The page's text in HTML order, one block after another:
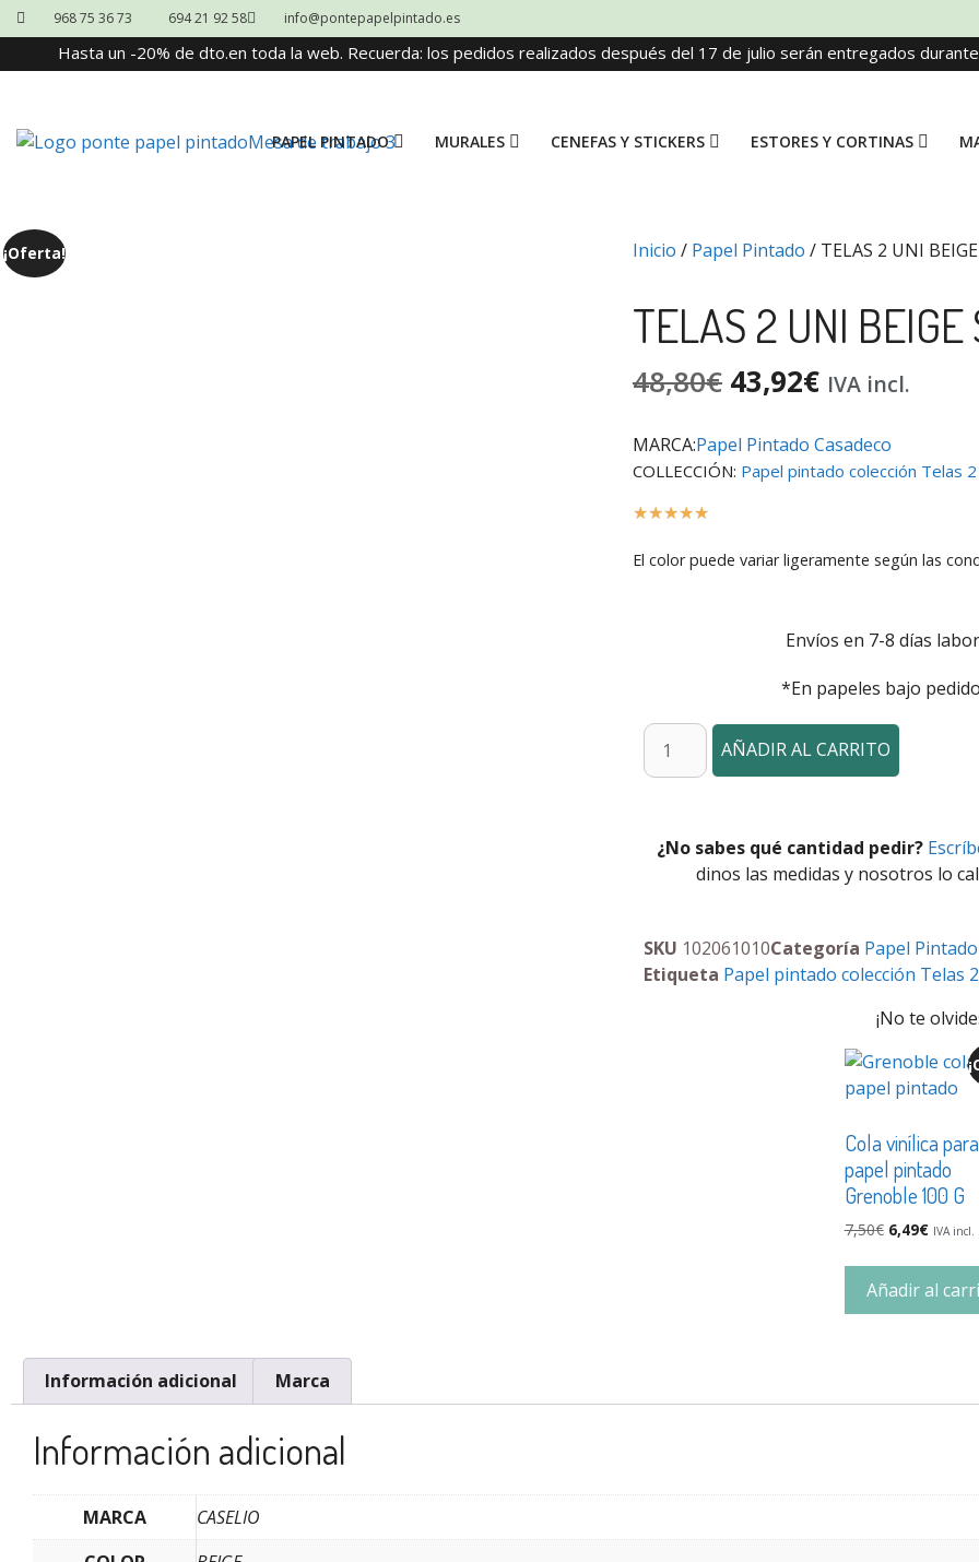
968 75 36 73 694 21 92 58 info@pontepapelpintado.es
Hasta un -20% de dto.en toda la web. Recuerda: los pedidos realizados después del 17 de julio serán entregados
PAPEL PINTADO MURALES CENEFAS Y STICKERS ESTORES Y CORTINAS
¡Oferta! Inicio / Papel Pintado / TELAS 2 UNI
TELAS 2 UNI BEIGE
48,80€ 43,92€ IVA incl.
MARCA:Papel Pintado Casadeco
COLLECCIÓN: Papel pintado colección Telas 2
☆☆☆☆☆
El color puede variar ligeramente según las
Envíos en 7-8 días
*En papeles bajo
AÑADIR AL CARRITO
¿No sabes qué cantidad pedir?
dinos las medidas y nosotros lo
SKU 102061010Categoría Papel Pintado
Etiqueta Papel pintado colección Telas 2
¡No te
Cola vinílica para
papel pintado
Grenoble 100 G
7,50€ 6,49€ IVA incl.
Añadir al
Información adicional Marca
Información adicional
MARCA
CASELIO